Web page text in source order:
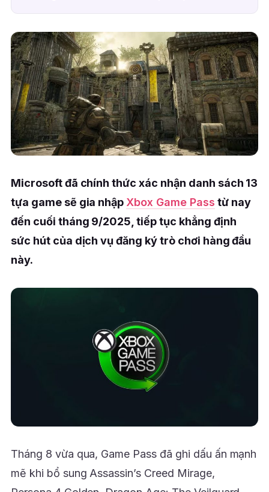
Microsoft đã chính thức xác nhận danh sách 13
tựa game sẽ gia nhập Xbox Game Pass từ nay
đến cuối tháng 9/2025, tiếp tục khẳng định
sức hút của dịch vụ đăng ký trò chơi hàng đầu
này.
Tháng 8 vừa qua, Game Pass đã ghi dấu ấn mạnh
mẽ khi bổ sung Assassin’s Creed Mirage,